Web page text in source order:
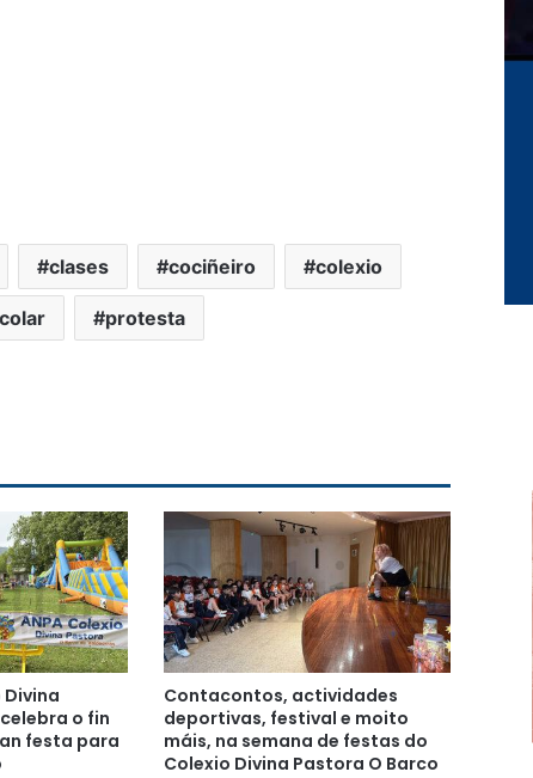
clases cociñeiro colexio
protesta
Divina
o fin
festa para
Contacontos, actividades
deportivas, festival e moito
máis, na semana de festas do
Colexio Divina Pastora O Barco